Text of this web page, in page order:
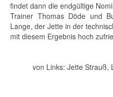
findet dann die endgültige
Trainer Thomas Döde und
Lange, der Jette in der
mit diesem Ergebnis hoch
von Links: Jette Strauß,